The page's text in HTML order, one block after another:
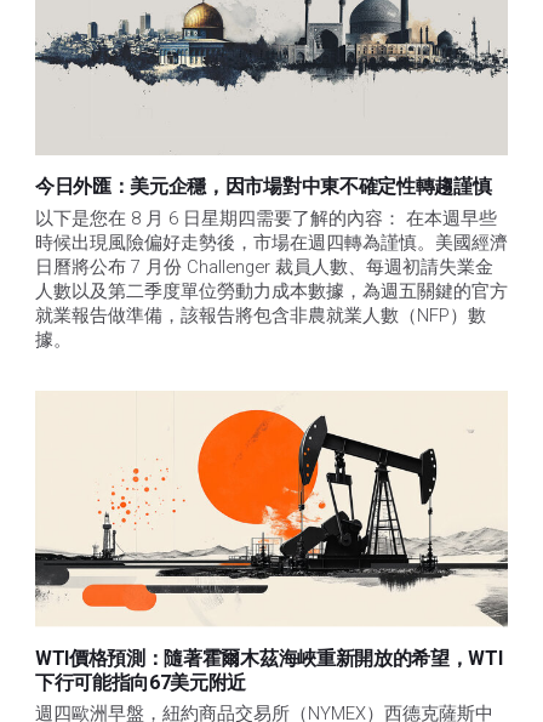
今日外匯：美元企穩，因市場對中東不確定性轉趨謹慎
以下是您在 8 月 6 日星期四需要了解的內容： 在本週早些
時候出現風險偏好走勢後，市場在週四轉為謹慎。美國經濟
日曆將公布 7 月份 Challenger 裁員人數、每週初請失業金
人數以及第二季度單位勞動力成本數據，為週五關鍵的官方
就業報告做準備，該報告將包含非農就業人數（NFP）數
據。
WTI價格預測：隨著霍爾木茲海峽重新開放的希望，WTI
下行可能指向67美元附近
週四歐洲早盤，紐約商品交易所（NYMEX）西德克薩斯中